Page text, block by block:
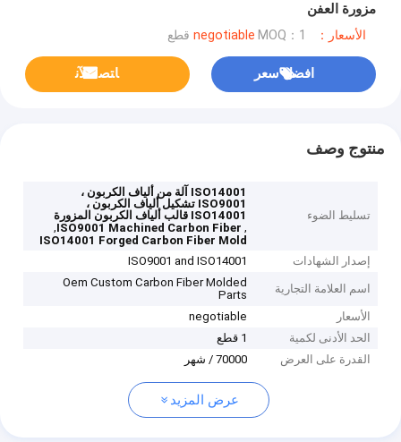
مزورة العفن
الأسعار：negotiable MOQ：1 قطع
افضل سعر ﺎﺘﺼﻟ ﺍﻶﻧ
منتوج وصف
تسليط الضوء
ISO14001 آلة من ألياف الكربون ،
ISO9001 تشكيل ألياف الكربون ،
ISO14001 قالب ألياف الكربون المزورة
,
ISO9001 Machined Carbon Fiber
,
ISO14001 Forged Carbon Fiber Mold
إصدار الشهادات
ISO9001 and ISO14001
اسم العلامة التجارية
Oem Custom Carbon Fiber Molded
Parts
الأسعار
negotiable
الحد الأدنى لكمية
1 قطع
القدرة على العرض
70000 / شهر
عرض المزيد